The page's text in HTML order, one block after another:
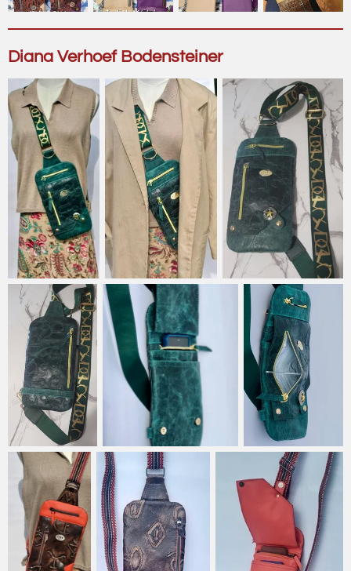
Diana Verhoef Bodensteiner